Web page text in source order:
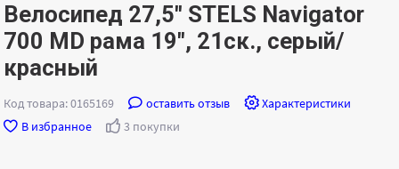
Велосипед 27,5" STELS Navigator
700 MD рама 19", 21ск., серый/
красный
Код товара: 0165169 оставить отзыв
Характеристики
В избранное
3 покупки